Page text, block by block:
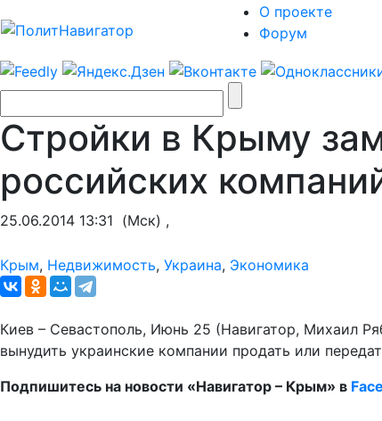
О проекте
Форум
Стройки в Крыму
российских
25.06.2014 13:31 (Мск) ,
Крым, Недвижимость, Украина, Экономика
Киев – Севастополь, Июнь 25 (Навигатор, Михаил
вынудить украинские компании продать или
Подпишитесь на новости «Навигатор – Крым» в